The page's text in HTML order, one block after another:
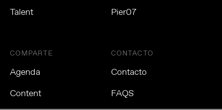
Talent
Pier07
COMPARTE
Agenda
Content
CONTACTO
Contacto
FAQS